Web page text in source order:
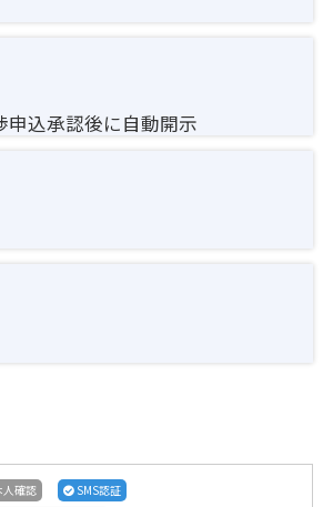
申込承認後に自動開示
人確認
SMS認証